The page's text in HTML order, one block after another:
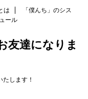
は
「僕んち」のシス
ール
友達になりま
たします！